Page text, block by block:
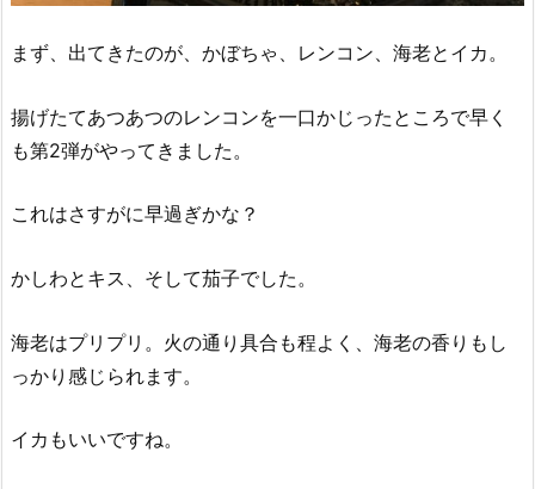
まず、出てきたのが、かぼちゃ、レンコン、海老とイカ。
揚げたてあつあつのレンコンを一口かじったところで早く
も第2弾がやってきました。
これはさすがに早過ぎかな？
かしわとキス、そして茄子でした。
海老はプリプリ。火の通り具合も程よく、海老の香りもし
っかり感じられます。
イカもいいですね。